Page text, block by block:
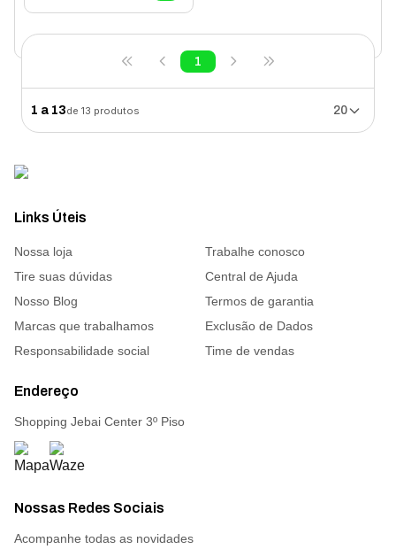
1
1 a 13de13 produtos 20
Links Úteis
Nossa loja
Trabalhe conosco
Tire suas dúvidas
Central de Ajuda
Nosso Blog
Termos de garantia
Marcas que trabalhamos
Exclusão de Dados
Responsabilidade social
Time de vendas
Endereço
Shopping Jebai Center 3º Piso
Nossas Redes Sociais
Acompanhe todas as novidades